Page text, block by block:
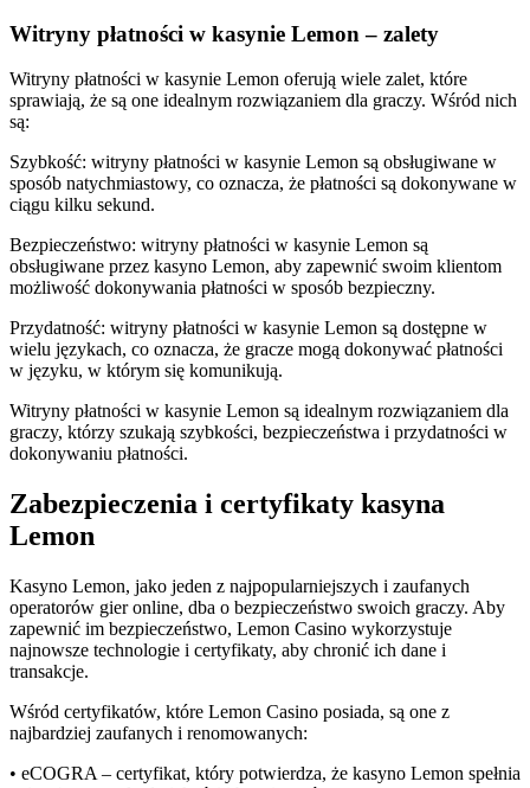
Witryny płatności w kasynie Lemon – zalety
Witryny płatności w kasynie Lemon oferują wiele zalet, które
sprawiają, że są one idealnym rozwiązaniem dla graczy. Wśród nich
są:
Szybkość: witryny płatności w kasynie Lemon są obsługiwane w
sposób natychmiastowy, co oznacza, że płatności są dokonywane w
ciągu kilku sekund.
Bezpieczeństwo: witryny płatności w kasynie Lemon są
obsługiwane przez kasyno Lemon, aby zapewnić swoim klientom
możliwość dokonywania płatności w sposób bezpieczny.
Przydatność: witryny płatności w kasynie Lemon są dostępne w
wielu językach, co oznacza, że gracze mogą dokonywać płatności
w języku, w którym się komunikują.
Witryny płatności w kasynie Lemon są idealnym rozwiązaniem dla
graczy, którzy szukają szybkości, bezpieczeństwa i przydatności w
dokonywaniu płatności.
Zabezpieczenia i certyfikaty kasyna
Lemon
Kasyno Lemon, jako jeden z najpopularniejszych i zaufanych
operatorów gier online, dba o bezpieczeństwo swoich graczy. Aby
zapewnić im bezpieczeństwo, Lemon Casino wykorzystuje
najnowsze technologie i certyfikaty, aby chronić ich dane i
transakcje.
Wśród certyfikatów, które Lemon Casino posiada, są one z
najbardziej zaufanych i renomowanych:
• eCOGRA – certyfikat, który potwierdza, że kasyno Lemon spełnia